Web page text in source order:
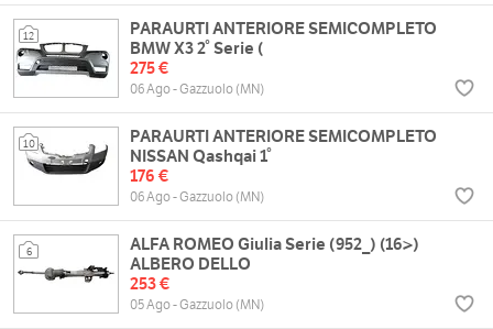
12
PARAURTI ANTERIORE SEMICOMPLETO
BMW X3 2° Serie (
275 €
06 Ago - Gazzuolo (MN)
10
PARAURTI ANTERIORE SEMICOMPLETO
NISSAN Qashqai 1°
176 €
06 Ago - Gazzuolo (MN)
6
ALFA ROMEO Giulia Serie (952_) (16>)
ALBERO DELLO
253 €
05 Ago - Gazzuolo (MN)